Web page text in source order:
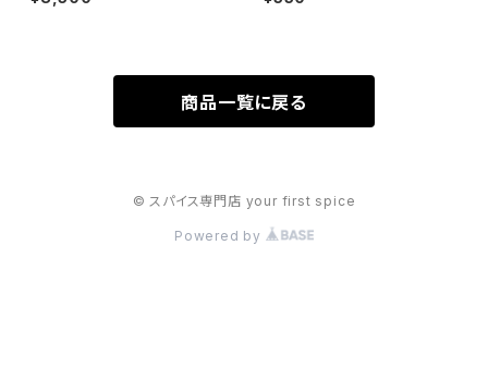
商品一覧に戻る
© スパイス専門店 your first spice
Powered by